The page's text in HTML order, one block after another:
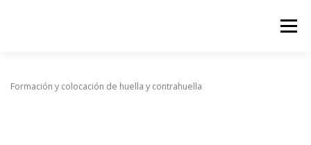
Menú
Formación y colocación de huella y contrahuella